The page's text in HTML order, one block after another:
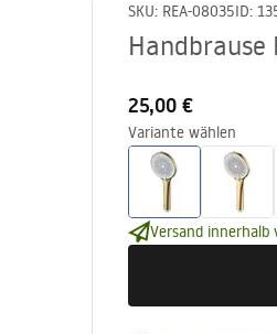
SKU: REA-08035ID:
Handbrause
25,00 €
Variante wählen
Versand